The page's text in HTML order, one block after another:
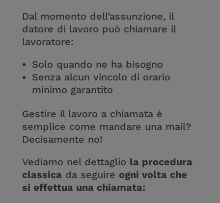
Dal momento dell’assunzione, il
datore di lavoro può chiamare il
lavoratore:
Solo quando ne ha bisogno
Senza alcun vincolo di orario
minimo garantito
Gestire il lavoro a chiamata è
semplice come mandare una mail?
Decisamente no!
Vediamo nel dettaglio la procedura
classicada seguire ogni volta che
si effettua una chiamata: